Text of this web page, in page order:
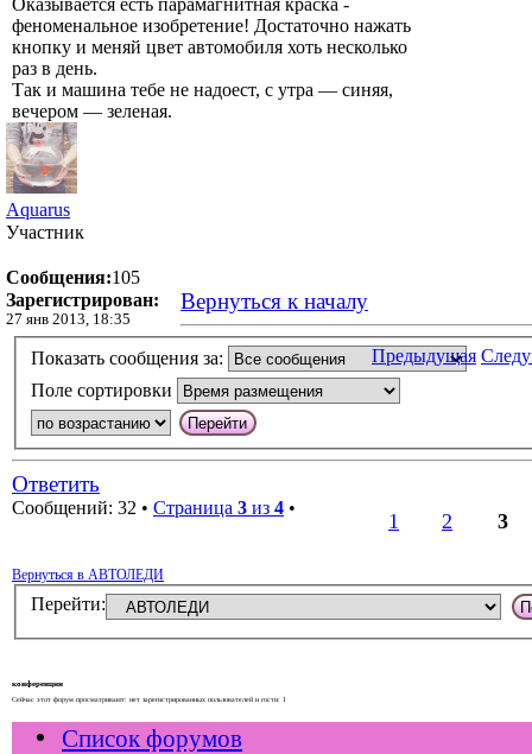
Оказывается есть парамагнитная краска -
феноменальное изобретение! Достаточно нажать
кнопку и меняй цвет автомобиля хоть несколько
раз в день.
Так и машина тебе не надоест, с утра — синяя,
вечером — зеленая.
Aquarus
Участник
Сообщения:105
Зарегистрирован:
27 янв 2013, 18:35
Вернуться к началу
Предыдущая
Показать сообщения за:
Поле сортировки
Ответить
Сообщений: 32 • Страница 3 из 4 •
1 2 3
Вернуться в АВТОЛЕДИ
Перейти:
конференции
Сейчас этот форум просматривают: нет зарегистрированных пользователей и гости: 1
Список форумов